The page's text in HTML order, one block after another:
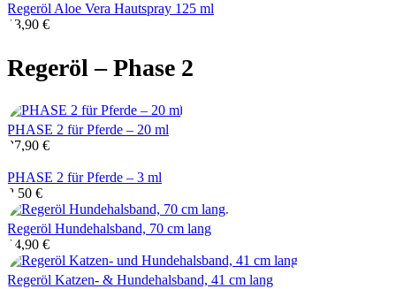
Regeröl Aloe Vera Hautspray 125 ml
13,90 €
Regeröl – Phase 2
PHASE 2 für Pferde – 20 ml
37,90 €
PHASE 2 für Pferde – 3 ml
8,50 €
Regeröl Hundehalsband, 70 cm lang
14,90 €
Regeröl Katzen- & Hundehalsband, 41 cm lang